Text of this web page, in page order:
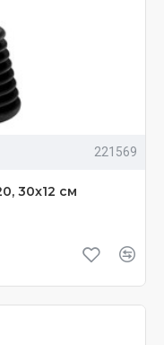
221569
30x12 см